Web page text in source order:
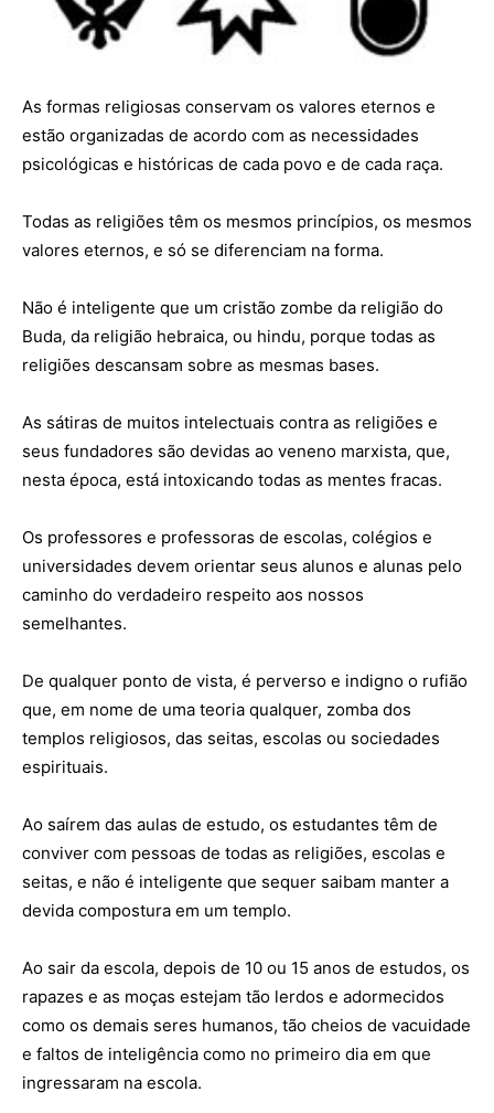
As formas religiosas conservam os valores eternos e
estão organizadas de acordo com as necessidades
psicológicas e históricas de cada povo e de cada raça.
Todas as religiões têm os mesmos princípios, os mesmos
valores eternos, e só se diferenciam na forma.
Não é inteligente que um cristão zombe da religião do
Buda, da religião hebraica, ou hindu, porque todas as
religiões descansam sobre as mesmas bases.
As sátiras de muitos intelectuais contra as religiões e
seus fundadores são devidas ao veneno marxista, que,
nesta época, está intoxicando todas as mentes fracas.
Os professores e professoras de escolas, colégios e
universidades devem orientar seus alunos e alunas pelo
caminho do verdadeiro respeito aos nossos
semelhantes.
De qualquer ponto de vista, é perverso e indigno o rufião
que, em nome de uma teoria qualquer, zomba dos
templos religiosos, das seitas, escolas ou sociedades
espirituais.
Ao saírem das aulas de estudo, os estudantes têm de
conviver com pessoas de todas as religiões, escolas e
seitas, e não é inteligente que sequer saibam manter a
devida compostura em um templo.
Ao sair da escola, depois de 10 ou 15 anos de estudos, os
rapazes e as moças estejam tão lerdos e adormecidos
como os demais seres humanos, tão cheios de vacuidade
e faltos de inteligência como no primeiro dia em que
ingressaram na escola.